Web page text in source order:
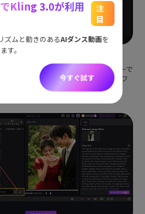
像は「マイプロジェクト」でプレビューで
ォルダアイコンをクリックして保存フ
有可能です。
Kling 3.0が利用
注
目
ズムと動きのあるAIダンス動画を
す。
今すぐ試す
ョッ